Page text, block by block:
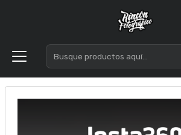
Inicio Flash Speedlite Mini Flash